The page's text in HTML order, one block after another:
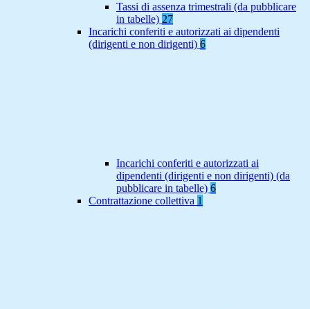
Tassi di assenza trimestrali (da pubblicare
in tabelle) 27
Incarichi conferiti e autorizzati ai dipendenti
(dirigenti e non dirigenti) 6
Incarichi conferiti e autorizzati ai
dipendenti (dirigenti e non dirigenti) (da
pubblicare in tabelle) 6
Contrattazione collettiva 1